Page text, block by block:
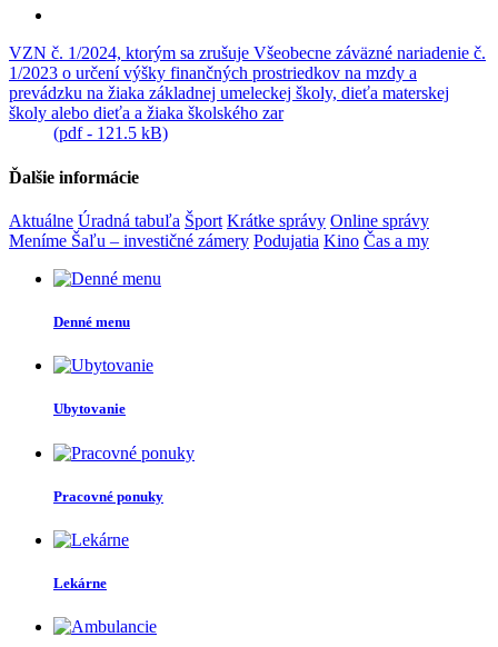
VZN č. 1/2024, ktorým sa zrušuje Všeobecne záväzné nariadenie č.
1/2023 o určení výšky finančných prostriedkov na mzdy a
prevádzku na žiaka základnej umeleckej školy, dieťa materskej
školy alebo dieťa a žiaka školského zar
(pdf - 121.5 kB)
Ďalšie informácie
Aktuálne Úradná tabuľa Šport Krátke správy Online správy
Meníme Šaľu – investičné zámery Podujatia Kino Čas a my
Denné menu
Ubytovanie
Pracovné ponuky
Lekárne